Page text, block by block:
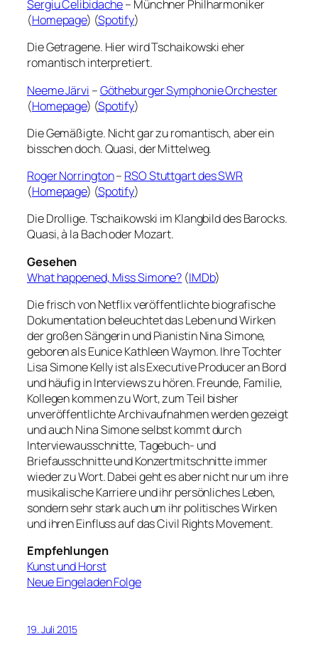
Sergiu Celibidache– Münchner Philharmoniker
(Homepage) (Spotify)
Die Getragene. Hier wird Tschaikowski eher
romantisch interpretiert.
Neeme Järvi –Götheburger Symphonie Orchester
(Homepage) (Spotify)
Die Gemäßigte. Nicht gar zu romantisch, aber ein
bisschen doch. Quasi, der Mittelweg.
Roger Norrington– RSO Stuttgart des SWR
(Homepage) (Spotify)
Die Drollige. Tschaikowski im Klangbild des Barocks.
Quasi, à la Bach oder Mozart.
Gesehen
What happened, Miss Simone? (IMDb)
Die frisch von Netflix veröffentlichte biografische
Dokumentation beleuchtet das Leben und Wirken
der großen Sängerin und Pianistin Nina Simone,
geboren als Eunice Kathleen Waymon. Ihre Tochter
Lisa Simone Kelly ist als Executive Producer an Bord
und häufig in Interviews zu hören. Freunde, Familie,
Kollegen kommen zu Wort, zum Teil bisher
unveröffentlichte Archivaufnahmen werden gezeigt
und auch Nina Simone selbst kommt durch
Interviewausschnitte, Tagebuch- und
Briefausschnitte und Konzertmitschnitte immer
wieder zu Wort. Dabei geht es aber nicht nur um ihre
musikalische Karriere und ihr persönliches Leben,
sondern sehr stark auch um ihr politisches Wirken
und ihren Einfluss auf das Civil Rights Movement.
Empfehlungen
Kunst und Horst
Neue Eingeladen Folge
19. Juli 2015